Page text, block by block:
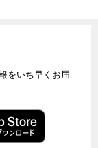
をいち早くお届